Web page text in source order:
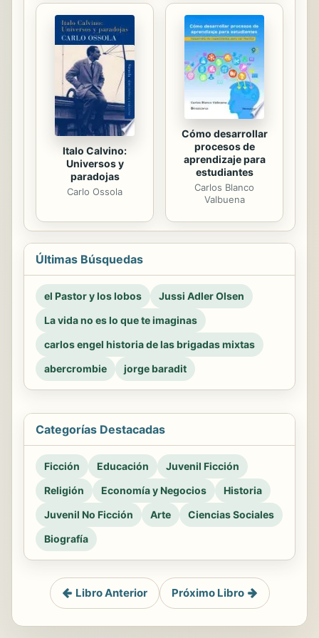
Italo Calvino:
Universos y
paradojas
Carlo Ossola
Cómo desarrollar
procesos de
aprendizaje para
estudiantes
Carlos Blanco
Valbuena
Últimas Búsquedas
el Pastor y los lobos
Jussi Adler Olsen
La vida no es lo que te imaginas
carlos engel historia de las brigadas mixtas
abercrombie
jorge baradit
Categorías Destacadas
Ficción Educación
Juvenil Ficción
Religión
Economía y Negocios
Historia
Juvenil No Ficción
Arte
Ciencias Sociales
Biografía
Libro Anterior Próximo Libro